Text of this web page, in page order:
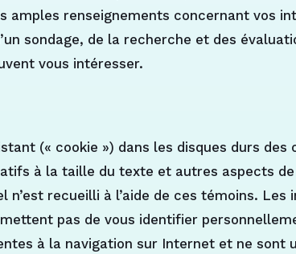
amples renseignements concernant vos
sondage, de la recherche et des
vous intéresser.
(« cookie ») dans les disques durs
à la taille du texte et autres aspects
n’est recueilli à l’aide de ces témoins.
pas de vous identifier
à la navigation sur Internet et ne sont